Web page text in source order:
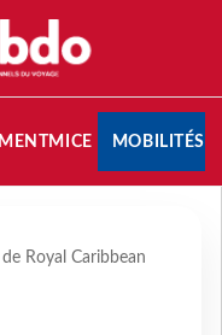
MICE MOBILITÉS
de Royal Caribbean